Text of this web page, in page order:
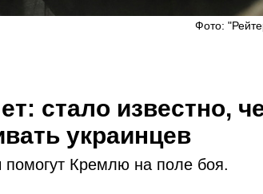
Фото:
стало известно,
украинцев
помогут Кремлю на поле боя.